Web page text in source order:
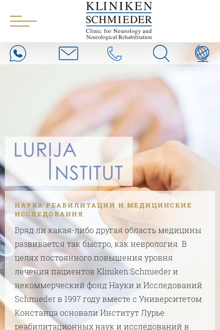
НАУКА РЕАБИЛИТАЦИИ И МЕДИЦИНСКИЕ
ИССЛЕДОВАНИЯ
Вряд ли какая-либо другая область медицины
развивается так быстро, как неврология. В
целях постоянного повышения уровня
лечения пациентов Kliniken Schmieder и
некоммерческий фонд Науки и Исследований
Schmieder в 1997 году вместе с Университетом
Констанца основали Институт Лурье
реабилитационных наук и исследований в